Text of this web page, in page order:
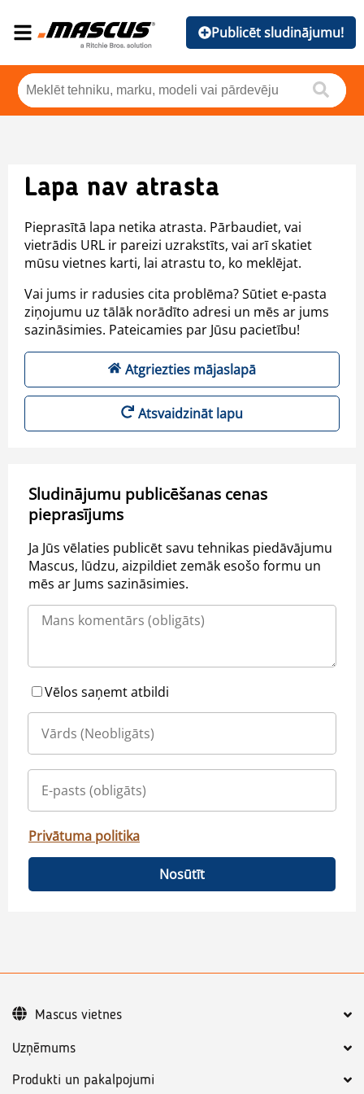
Publicēt sludinājumu!
Lapa nav atrasta
Pieprasītā lapa netika atrasta. Pārbaudiet, vai
vietrādis URL ir pareizi uzrakstīts, vai arī skatiet
mūsu vietnes karti, lai atrastu to, ko meklējat.
Vai jums ir radusies cita problēma? Sūtiet e-pasta
ziņojumu uz tālāk norādīto adresi un mēs ar jums
sazināsimies. Pateicamies par Jūsu pacietību!
Atgriezties mājaslapā
Atsvaidzināt lapu
Sludinājumu publicēšanas cenas
pieprasījums
Ja Jūs vēlaties publicēt savu tehnikas piedāvājumu
Mascus, lūdzu, aizpildiet zemāk esošo formu un
mēs ar Jums sazināsimies.
Vēlos saņemt atbildi
Privātuma politika
Nosūtīt
Uzņēmums
Produkti un pakalpojumi
Mascus vietnes